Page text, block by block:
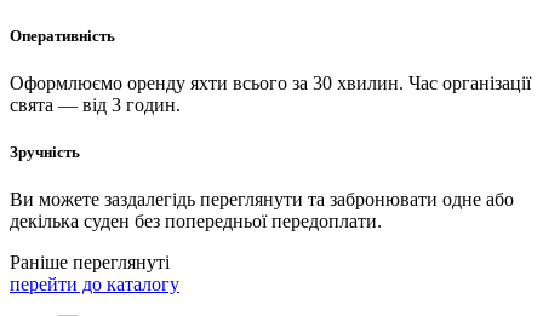
Оперативність
Оформлюємо оренду яхти всього за 30 хвилин. Час організації
свята — від 3 годин.
Зручність
Ви можете заздалегідь переглянути та забронювати одне або
декілька суден без попередньої передоплати.
Раніше переглянуті
перейти до каталогу